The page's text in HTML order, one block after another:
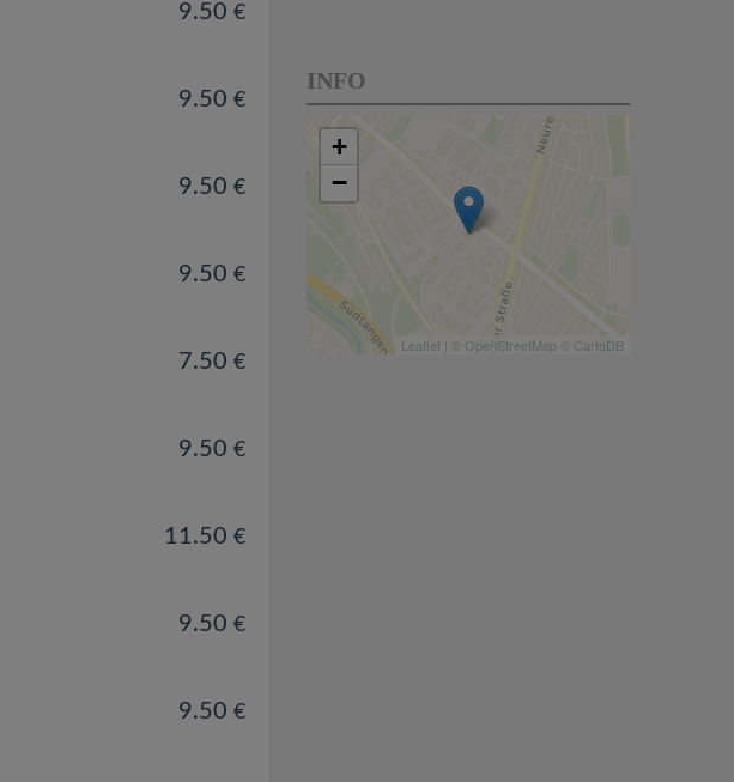
9.50 €
9.50 €
9.50 €
9.50 €
7.50 €
9.50 €
11.50 €
9.50 €
9.50 €
INFO
+
−
Leaflet | © OpenStreetMap © CartoDB